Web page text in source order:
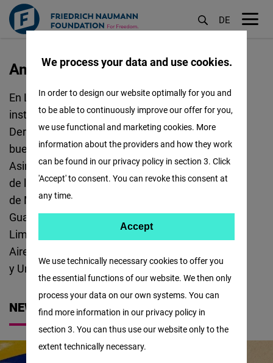
Pasar
contenido
principal
DE
America Latina
En Latinoamérica trabajamos para promover
instituciones democráticas fuertes, respeto a los
Derechos Humanos y al Estado de derecho,
buenos gobiernos y economías de mercado.
Asimismo, fomentamos el diálogo liberal dentro
de la región. Contamos con oficinas en la Ciudad
de México para proyecto México; Ciudad de
Guatemala, Guatemala para Centroamérica;
Lima, Perú; para los Países Andinos, y Buenos
Aires, Argentina; para Argentina, Brasil, Paraguay
y Uruguay.
NEWS
We process your data and use cookies.
We use technically necessary cookies to offer you
the essential functions of our website. We then only
process your data on our own systems. You can
find more information in our privacy policy in
section 3. You can thus use our website only to the
extent technically necessary.
In order to design our website optimally for you and
to be able to continuously improve our offer for you,
we use functional and marketing cookies. More
information about the providers and how they work
can be found in our privacy policy in section 3. Click
'Accept' to consent. You can revoke this consent at
any time.
Facebook
Embed
Twitter
Embed
Accept